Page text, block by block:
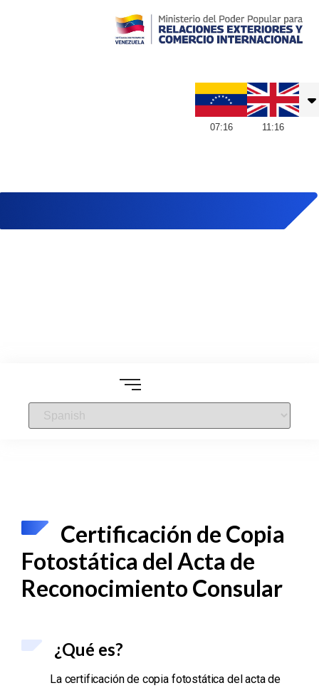
07:16 11 :16
Certificación de Copia
Fotostática del Acta de
Reconocimiento Consular
¿Qué es?
La certificación de copia fotostática del acta de